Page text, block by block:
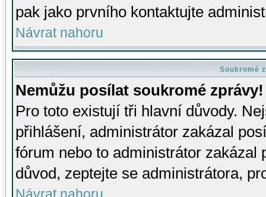
pak jako prvního kontaktujte
Návrat nahoru
Soukromé
Nemůžu posílat soukromé zprávy!
Pro toto existují tři hlavní důvody.
přihlášení, administrátor zakázal
fórum nebo to administrátor zakázal
důvod, zeptejte se administrátora,